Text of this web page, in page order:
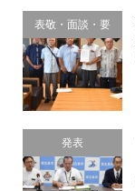
表敬・面談・要
請
発表